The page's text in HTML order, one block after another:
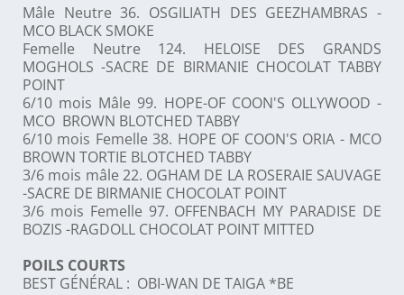
Mâle Neutre 36. OSGILIATH DES GEEZHAMBRAS -
MCO BLACK SMOKE
Femelle Neutre 124. HELOISE DES GRANDS
MOGHOLS -SACRE DE BIRMANIE CHOCOLAT TABBY
POINT
6/10 mois Mâle 99. HOPE-OF COON'S OLLYWOOD -
MCO BROWN BLOTCHED TABBY
6/10 mois Femelle 38. HOPE OF COON'S ORIA - MCO
BROWN TORTIE BLOTCHED TABBY
3/6 mois mâle 22. OGHAM DE LA ROSERAIE SAUVAGE
-SACRE DE BIRMANIE CHOCOLAT POINT
3/6 mois Femelle 97. OFFENBACH MY PARADISE DE
BOZIS -RAGDOLL CHOCOLAT POINT MITTED
POILS COURTS
BEST GÉNÉRAL : OBI-WAN DE TAIGA *BE